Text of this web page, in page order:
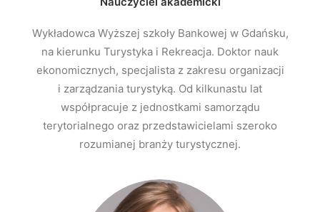
Wykładowca Wyższej szkoły Bankowej w Gdańsku,
na kierunku Turystyka i Rekreacja. Doktor nauk
ekonomicznych, specjalista z zakresu organizacji
i zarządzania turystyką. Od kilkunastu lat
współpracuje z jednostkami samorządu
terytorialnego oraz przedstawicielami szeroko
rozumianej branży turystycznej.